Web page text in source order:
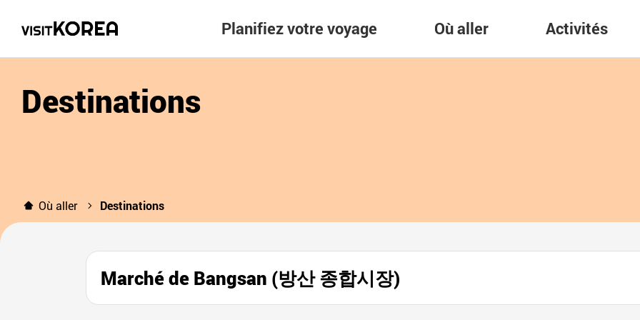
Planifiez votre voyage Où aller Activités
Destinations
Où aller Destinations
Marché de Bangsan (방산 종합시장)